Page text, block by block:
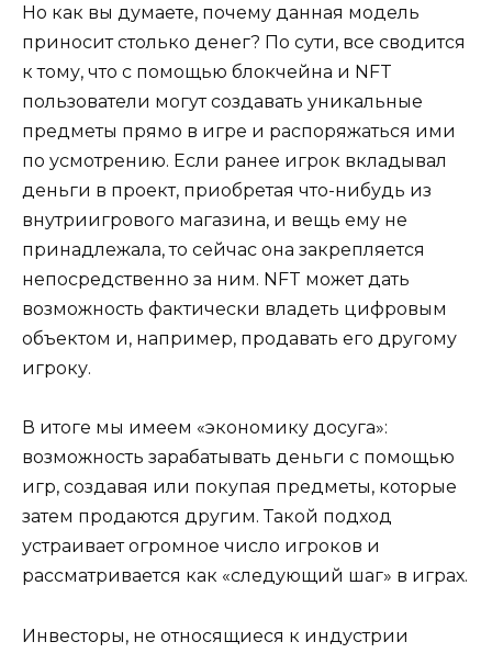
Но как вы думаете, почему данная модель
приносит столько денег? По сути, все сводится
к тому, что с помощью блокчейна и NFT
пользователи могут создавать уникальные
предметы прямо в игре и распоряжаться ими
по усмотрению. Если ранее игрок вкладывал
деньги в проект, приобретая что-нибудь из
внутриигрового магазина, и вещь ему не
принадлежала, то сейчас она закрепляется
непосредственно за ним. NFT может дать
возможность фактически владеть цифровым
объектом и, например, продавать его другому
игроку.
В итоге мы имеем «экономику досуга»:
возможность зарабатывать деньги с помощью
игр, создавая или покупая предметы, которые
затем продаются другим. Такой подход
устраивает огромное число игроков и
рассматривается как «следующий шаг» в играх.
Инвесторы, не относящиеся к индустрии